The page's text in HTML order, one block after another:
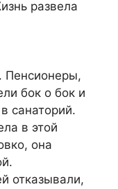
развела
Пенсионеры,
бок о бок и
санаторий.
в этой
она
отказывали,